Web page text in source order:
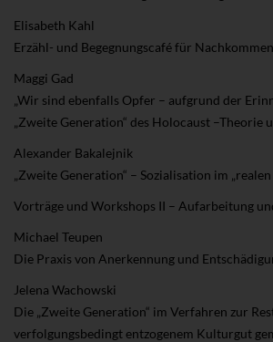
Elisabeth Kahl
Erzähl- und Begegnungscafé für
Maggi Gad
„Wir sind ebenfalls Opfer – aufgrund der
„Zweite Generation“ des Holocaust –Theorie
Alexander Bakalejnik
„Zweite Generation“ – Sozialisation im „realen
Vorträge und Workshops II – Aufarbeitung
Michael Teupen
Die Praxis von Anerkennung und
Jelena Wachowski
Die „Zweite Generation“ im Verfahren zur
verfolgungsbedingt entzogenem Kulturgut